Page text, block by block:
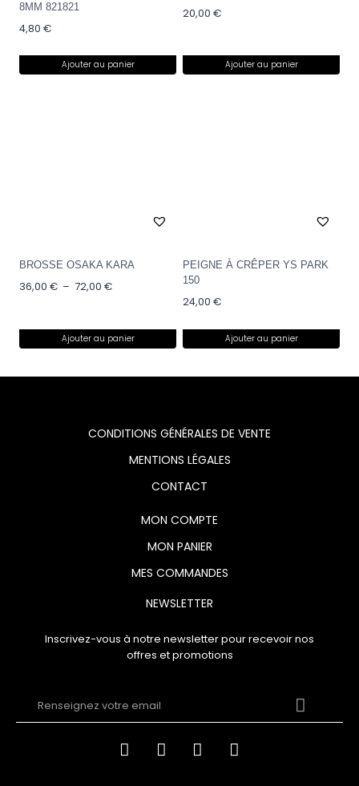
8MM 821821
4,80 €
Ajouter au panier
20,00 €
Ajouter au panier
BROSSE OSAKA KARA
36,00 € – 72,00 €
Ajouter au panier
PEIGNE À CRÊPER YS PARK
150
24,00 €
Ajouter au panier
CONDITIONS GÉNÉRALES DE VENTE
MENTIONS LÉGALES
CONTACT
MON COMPTE
MON PANIER
MES COMMANDES
NEWSLETTER
Inscrivez-vous à notre newsletter pour recevoir nos
offres et promotions